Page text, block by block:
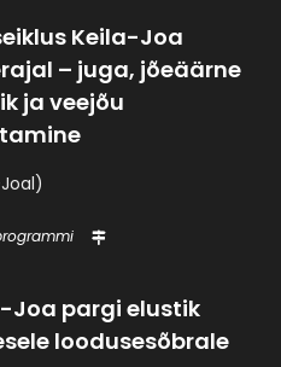
Keila-Joa
– juga, jõeäärne
ja veejõu
Joa pargi elustik
loodusesõbrale